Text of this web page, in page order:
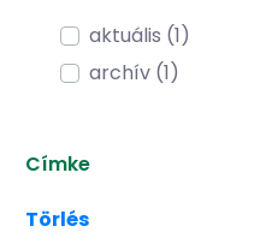
aktuális (1)
archív (1)
Címke
Törlés